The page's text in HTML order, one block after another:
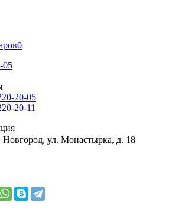
0
05
20-05
20-11
ул. Монастырка, д. 18